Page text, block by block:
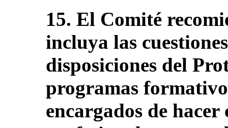
15. El Comité
incluya las
disposiciones del
programas
encargados de